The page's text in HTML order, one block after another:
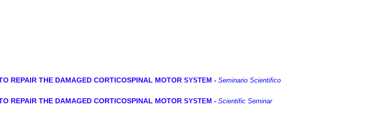
REPAIR THE DAMAGED CORTICOSPINAL MOTOR SYSTEM - Seminario Scientifico
REPAIR THE DAMAGED CORTICOSPINAL MOTOR SYSTEM - Scientific Seminar